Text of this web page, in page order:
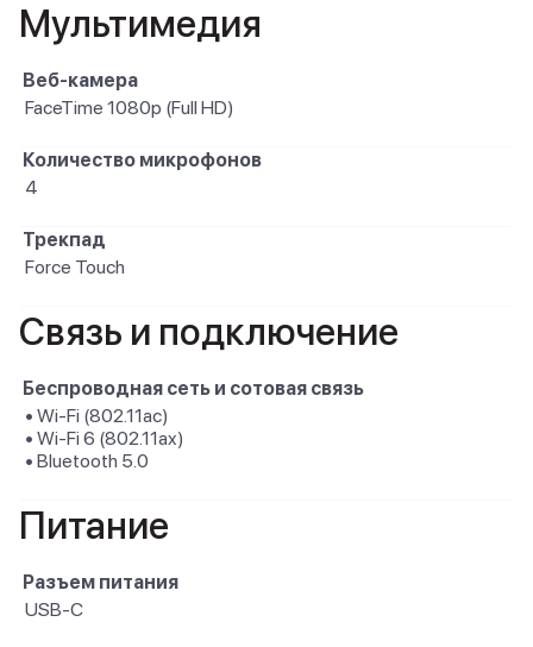
Мультимедия
Веб-камера
FaceTime 1080p (Full HD)
Количество микрофонов
4
Трекпад
Force Touch
Связь и подключение
Беспроводная сеть и сотовая связь
• Wi-Fi (802.11ac)
• Wi-Fi 6 (802.11ax)
• Bluetooth 5.0
Питание
Разъем питания
USB-C